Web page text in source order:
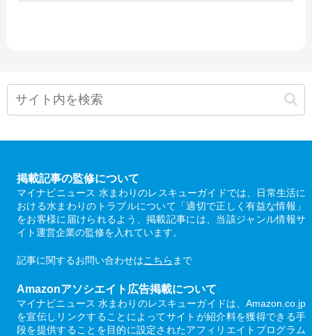
掲載記事の監修について
マイナビニュース 水まわりのレスキューガイドでは、日常生活に
おける水まわりのトラブルについて「適切で正しく有益な情報」
をお客様に届けられるよう、掲載記事には、当該ジャンル情報サ
イト運営企業の監修を入れています。
記事に関するお問い合わせはこちら まで
Amazonアソシエイト広告掲載について
マイナビニュース 水まわりのレスキューガイドは、Amazon.co.jp
を宣伝しリンクすることによってサイトが紹介料を獲得できる手
段を提供することを目的に設定されたアフィリエイトプログラム